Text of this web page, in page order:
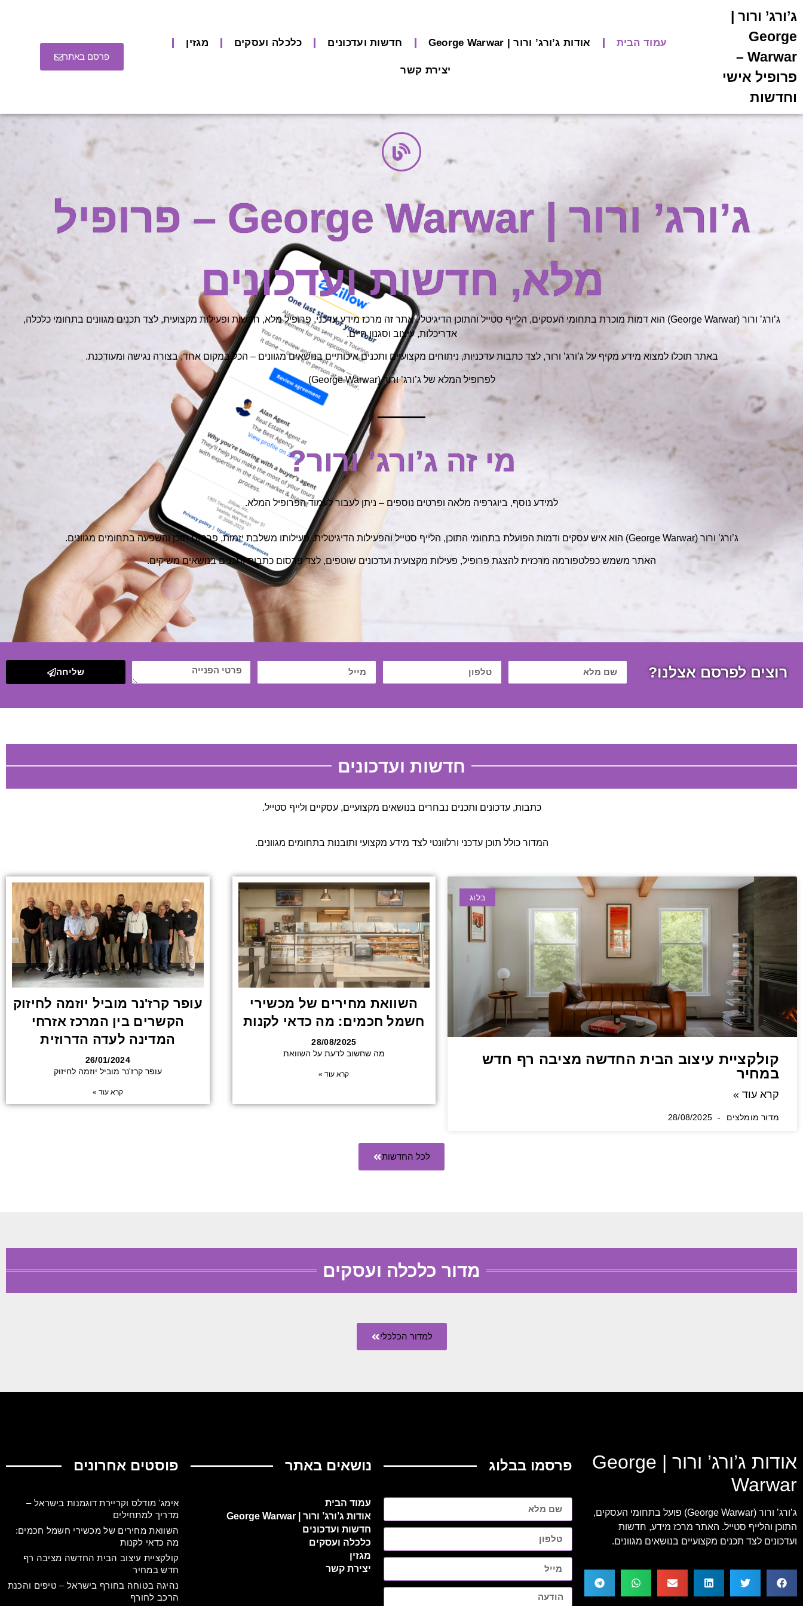
ג’ורג’ ורור |
George
Warwar –
פרופיל אישי
וחדשות
עמוד הבית אודות ג’ורג’ ורור | George Warwar חדשות ועדכונים כלכלה ועסקים מגזין
יצירת קשר
פרסם באתר
ג’ורג’ ורור | George Warwar – פרופיל
מלא, חדשות ועדכונים
ג’ורג’ ורור (George Warwar) הוא דמות מוכרת בתחומי העסקים, הלייף סטייל והתוכן הדיגיטלי. אתר זה מרכז מידע עדכני, פרופיל מלא, חדשות ופעילות מקצועית, לצד תכנים מגוונים בתחומי כלכלה,
אדריכלות, עיצוב וסגנון חיים.
באתר תוכלו למצוא מידע מקיף על ג’ורג’ ורור, לצד כתבות עדכניות, ניתוחים מקצועיים ותכנים איכותיים בנושאים מגוונים – הכל במקום אחד, בצורה נגישה ומעודכנת.
לפרופיל המלא של ג’ורג’ ורור (George Warwar)
מי זה ג’ורג’ ורור?
למידע נוסף, ביוגרפיה מלאה ופרטים נוספים – ניתן לעבור לעמוד הפרופיל המלא.
ג’ורג’ ורור (George Warwar) הוא איש עסקים ודמות הפועלת בתחומי התוכן, הלייף סטייל והפעילות הדיגיטלית. פעילותו משלבת יזמות, פרסום תוכן והשפעה בתחומים מגוונים.
האתר משמש כפלטפורמה מרכזית להצגת פרופיל, פעילות מקצועית ועדכונים שוטפים, לצד פרסום כתבות ותכנים בנושאים משיקים.
רוצים לפרסם אצלנו? שליחה
חדשות ועדכונים
כתבות, עדכונים ותכנים נבחרים בנושאים מקצועיים, עסקיים ולייף סטייל.
המדור כולל תוכן עדכני ורלוונטי לצד מידע מקצועי ותובנות בתחומים מגוונים.
בלוג
קולקציית עיצוב הבית החדשה מציבה רף חדש
במחיר
קרא עוד »
מדור מומלצים 28/08/2025
השוואת מחירים של מכשירי
חשמל חכמים: מה כדאי לקנות
28/08/2025
מה שחשוב לדעת על השוואת
קרא עוד »
עופר קרז'נר מוביל יוזמה לחיזוק
הקשרים בין המרכז אזרחי
המדינה לעדה הדרוזית
26/01/2024
עופר קרז'נר מוביל יוזמה לחיזוק
קרא עוד »
לכל החדשות
מדור כלכלה ועסקים
למדור הכלכלי
אודות ג’ורג’ ורור | George
Warwar
ג’ורג’ ורור (George Warwar) פועל בתחומי העסקים,
התוכן והלייף סטייל. האתר מרכז מידע, חדשות
ועדכונים לצד תכנים מקצועיים בנושאים מגוונים.
פרסמו בבלוג נושאים באתר
עמוד הבית
אודות ג’ורג’ ורור | George Warwar
חדשות ועדכונים
כלכלה ועסקים
מגזין
יצירת קשר
פוסטים אחרונים
אימג' מודלס וקריירת דוגמנות בישראל –
מדריך למתחילים
השוואת מחירים של מכשירי חשמל חכמים:
מה כדאי לקנות
קולקציית עיצוב הבית החדשה מציבה רף
חדש במחיר
נהיגה בטוחה בחורף בישראל – טיפים והכנת
הרכב לחורף